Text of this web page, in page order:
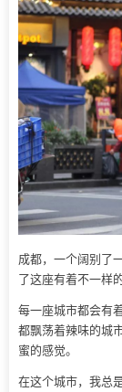
成都，一个阔别了
了这座有着不一样
每一座城市都会有
都飘荡着辣味的城
蜜的感觉。
在这个城市，我总